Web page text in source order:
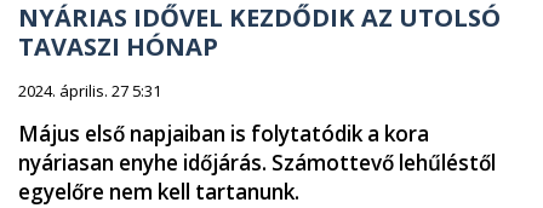
NYÁRIAS IDŐVEL KEZDŐDIK AZ UTOLSÓ
TAVASZI HÓNAP
2024. április. 27 5:31
Május első napjaiban is folytatódik a kora
nyáriasan enyhe időjárás. Számottevő lehűléstől
egyelőre nem kell tartanunk.